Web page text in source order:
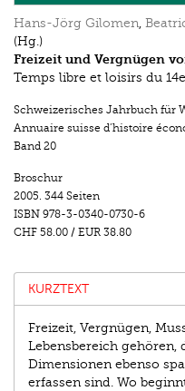
Hans-Jörg Gilomen,
(Hg.)
Freizeit und Vergnügen
Temps libre et loisirs du
Schweizerisches Jahrbuch für
Annuaire suisse d’histoire
Band 20
Broschur
2005. 344 Seiten
ISBN 978-3-0340-0730-6
CHF 58.00 / EUR 38.80
KURZTEXT
Freizeit, Vergnügen,
Lebensbereich gehören,
Dimensionen ebenso
erfassen sind. Wo